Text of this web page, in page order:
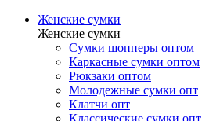
Женские сумки
Женские сумки
Сумки шопперы оптом
Каркасные сумки оптом
Рюкзаки оптом
Молодежные сумки опт
Клатчи опт
Классические сумки опт